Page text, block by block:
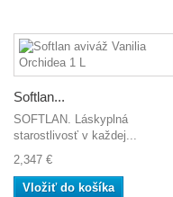
Softlan...
SOFTLAN. Láskyplná
starostlivosť v každej...
2,347 €
Vložiť do košíka